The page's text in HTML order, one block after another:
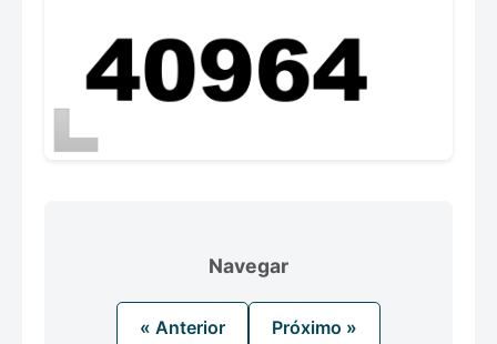
Navegar
« Anterior Próximo »